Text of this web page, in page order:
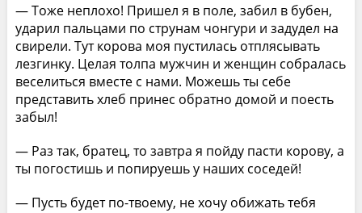
— Тоже неплохо! Пришел я в поле, забил в бубен,
ударил пальцами по струнам чонгури и задудел на
свирели. Тут корова моя пустилась отплясывать
лезгинку. Целая толпа мужчин и женщин собралась
веселиться вместе с нами. Можешь ты себе
представить хлеб принес обратно домой и поесть
забыл!
— Раз так, братец, то завтра я пойду пасти корову, а
ты погостишь и попируешь у наших соседей!
— Пусть будет по-твоему, не хочу обижать тебя